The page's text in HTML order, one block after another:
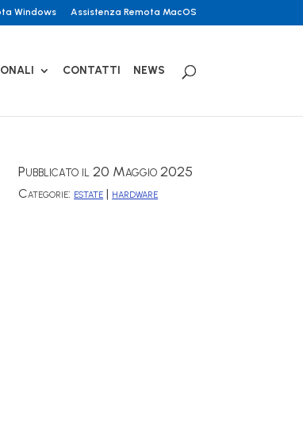
Windows Assistenza Remota MacOS
CONTATTI NEWS
Pubblicato il 20 Maggio 2025
Categorie: estate | hardware